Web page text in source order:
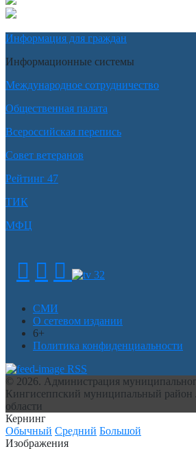
Информация для граждан
Информационные системы
Международное сотрудничество
Общественная палата
Всероссийская перепись
Совет ветеранов
Рейтинг 47
ТИК
МФЦ
СМИ
О сетевом издании
6+
Политика конфиденциальности
RSS
© 2026. Администрация
Кингисеппский муниципальный район
области
Кернинг
Обычный Средний Большой
Изображения